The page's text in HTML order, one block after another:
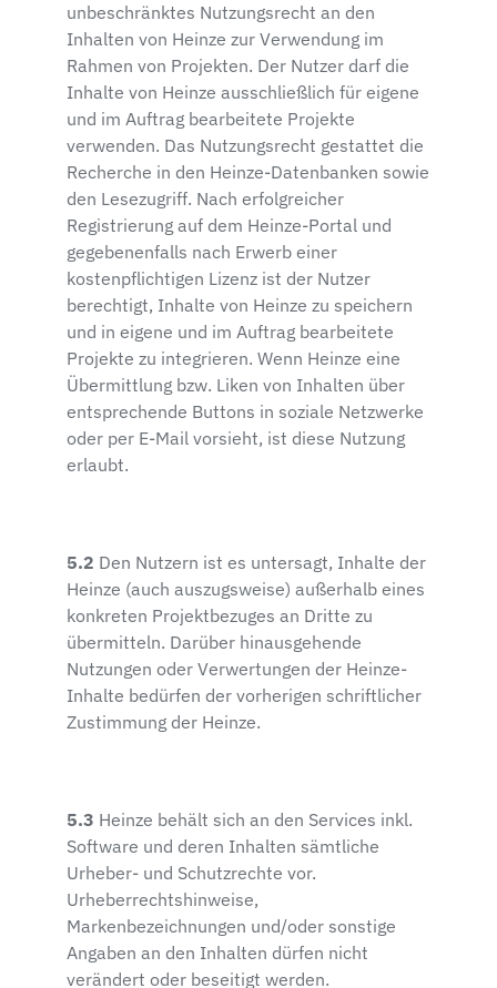
unbeschränktes Nutzungsrecht an den
Inhalten von Heinze zur Verwendung im
Rahmen von Projekten. Der Nutzer darf die
Inhalte von Heinze ausschließlich für eigene
und im Auftrag bearbeitete Projekte
verwenden. Das Nutzungsrecht gestattet die
Recherche in den Heinze-Datenbanken sowie
den Lesezugriff. Nach erfolgreicher
Registrierung auf dem Heinze-Portal und
gegebenenfalls nach Erwerb einer
kostenpflichtigen Lizenz ist der Nutzer
berechtigt, Inhalte von Heinze zu speichern
und in eigene und im Auftrag bearbeitete
Projekte zu integrieren. Wenn Heinze eine
Übermittlung bzw. Liken von Inhalten über
entsprechende Buttons in soziale Netzwerke
oder per E-Mail vorsieht, ist diese Nutzung
erlaubt.
5.2 Den Nutzern ist es untersagt, Inhalte der
Heinze (auch auszugsweise) außerhalb eines
konkreten Projektbezuges an Dritte zu
übermitteln. Darüber hinausgehende
Nutzungen oder Verwertungen der Heinze-
Inhalte bedürfen der vorherigen schriftlicher
Zustimmung der Heinze.
5.3 Heinze behält sich an den Services inkl.
Software und deren Inhalten sämtliche
Urheber- und Schutzrechte vor.
Urheberrechtshinweise,
Markenbezeichnungen und/oder sonstige
Angaben an den Inhalten dürfen nicht
verändert oder beseitigt werden.